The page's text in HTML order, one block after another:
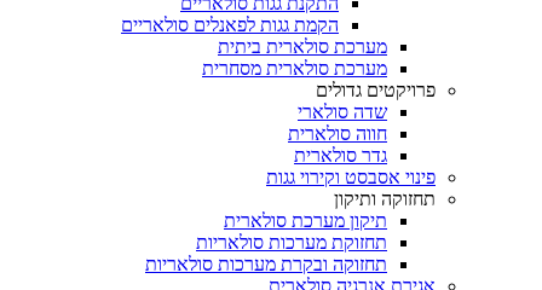
הקמת גגות לפאנלים סולאריים
מערכת סולארית ביתית
מערכת סולארית מסחרית
פרויקטים גדולים
שדה סולארי
חווה סולארית
גדר סולארית
פינוי אסבסט וקירוי גגות
תחזוקה ותיקון
תיקון מערכת סולארית
תחזוקת מערכות סולאריות
תחזוקה ובקרת מערכות סולאריות
אגירת אנרגיה סולארית